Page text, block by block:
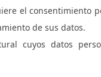
el consentimiento
de sus datos.
cuyos datos